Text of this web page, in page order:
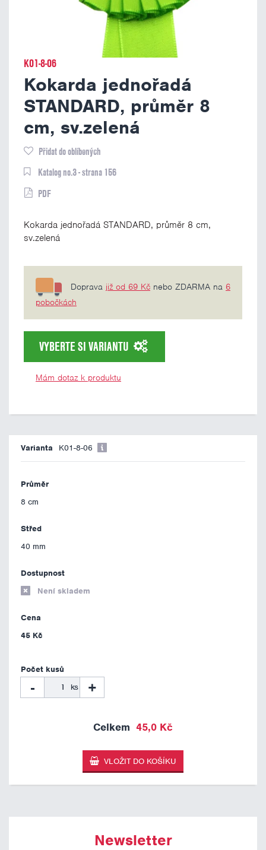
K01-8-06
Kokarda jednořadá
STANDARD, průměr 8
cm, sv.zelená
Přidat do oblíbených
Katalog no.3 - strana 156
PDF
Kokarda jednořadá STANDARD, průměr 8 cm,
sv.zelená
Doprava již od 69 Kč nebo ZDARMA na 6
pobočkách
VYBERTE SI VARIANTU
Mám dotaz k produktu
K01-8-06
8 cm
40 mm
Není skladem
45 Kč
- ks +
45,0 Kč
Newsletter